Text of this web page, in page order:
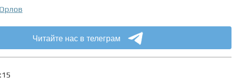
Читайте нас в телеграм